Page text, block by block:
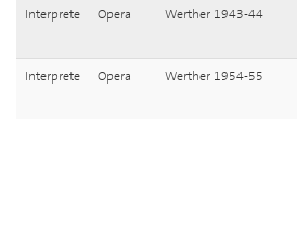
Interprete Opera Werther 1943-44
Interprete Opera Werther 1954-55